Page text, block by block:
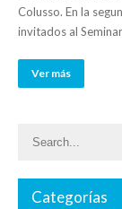
Colusso. En la
invitados al
Ver más
Categorías